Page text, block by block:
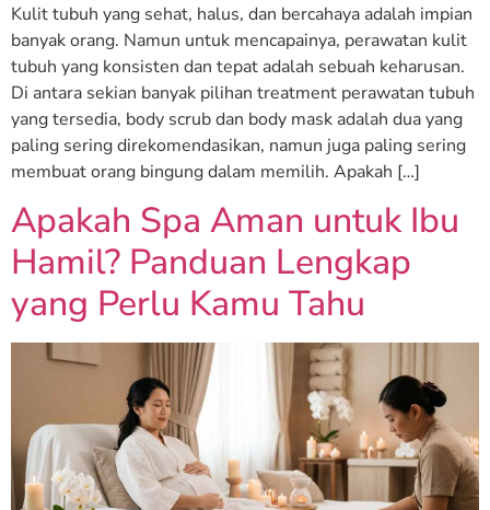
Kulit tubuh yang sehat, halus, dan bercahaya adalah impian
banyak orang. Namun untuk mencapainya, perawatan kulit
tubuh yang konsisten dan tepat adalah sebuah keharusan.
Di antara sekian banyak pilihan treatment perawatan tubuh
yang tersedia, body scrub dan body mask adalah dua yang
paling sering direkomendasikan, namun juga paling sering
membuat orang bingung dalam memilih. Apakah […]
Apakah Spa Aman untuk Ibu
Hamil? Panduan Lengkap
yang Perlu Kamu Tahu